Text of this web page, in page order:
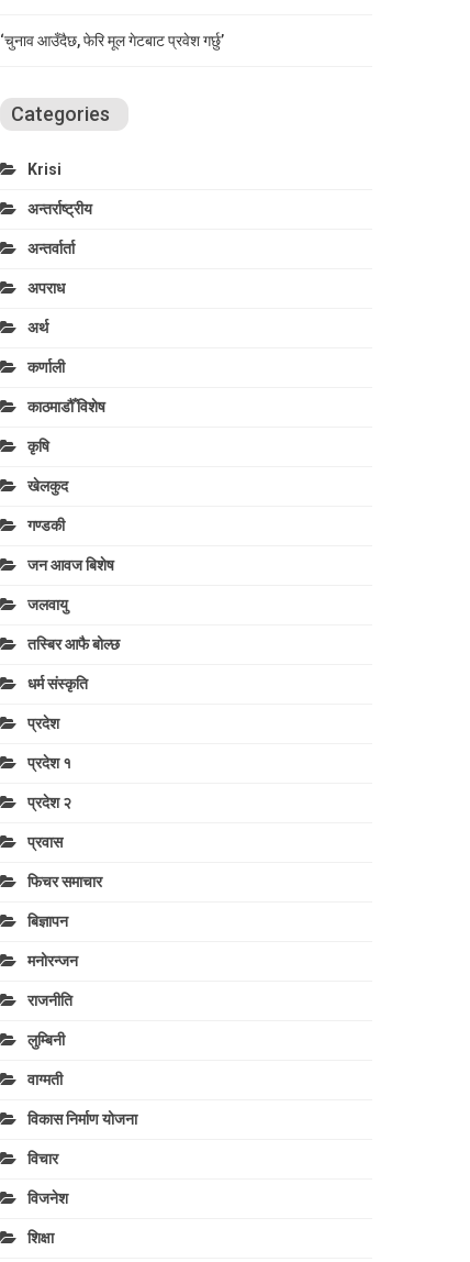
‘चुनाव आउँदैछ, फेरि मूल गेटबाट प्रवेश गर्छु’
Categories
Krisi
अन्तर्राष्ट्रीय
अन्तर्वार्ता
अपराध
अर्थ
कर्णाली
काठमाडौँ विशेष
कृषि
खेलकुद
गण्डकी
जन आवज बिशेष
जलवायु
तस्बिर आफै बोल्छ
धर्म संस्कृति
प्रदेश
प्रदेश १
प्रदेश २
प्रवास
फिचर समाचार
बिज्ञापन
मनोरन्जन
राजनीति
लुम्बिनी
वाग्मती
विकास निर्माण योजना
विचार
विजनेश
शिक्षा